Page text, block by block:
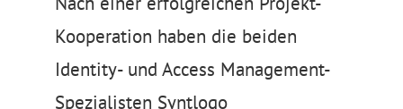
Kooperation haben die beiden
Identity- und Access Management-
Spezialisten Syntlogo